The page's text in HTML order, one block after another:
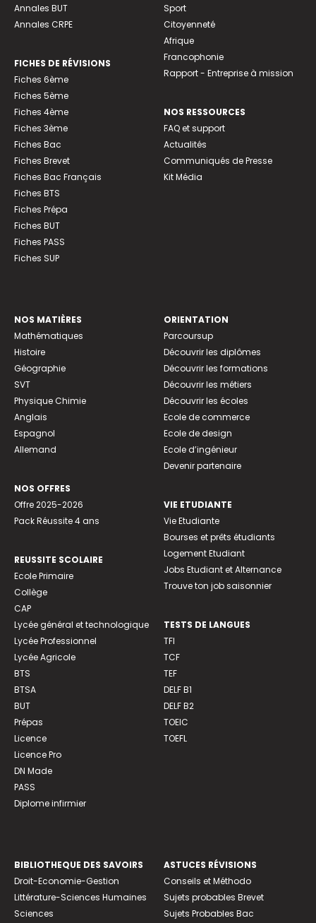
Annales BUT
Annales CRPE
FICHES DE RÉVISIONS
Fiches 6ème
Fiches 5ème
Fiches 4ème
Fiches 3ème
Fiches Bac
Fiches Brevet
Fiches Bac Français
Fiches BTS
Fiches Prépa
Fiches BUT
Fiches PASS
Fiches SUP
Sport
Citoyenneté
Afrique
Francophonie
Rapport - Entreprise à mission
NOS RESSOURCES
FAQ et support
Actualités
Communiqués de Presse
Kit Média
NOS MATIÈRES
Mathématiques
Histoire
Géographie
SVT
Physique Chimie
Anglais
Espagnol
Allemand
NOS OFFRES
Offre 2025-2026
Pack Réussite 4 ans
REUSSITE SCOLAIRE
Ecole Primaire
Collège
CAP
Lycée général et technologique
Lycée Professionnel
Lycée Agricole
BTS
BTSA
BUT
Prépas
Licence
Licence Pro
DN Made
PASS
Diplome infirmier
ORIENTATION
Parcoursup
Découvrir les diplômes
Découvrir les formations
Découvrir les métiers
Découvrir les écoles
Ecole de commerce
Ecole de design
Ecole d’ingénieur
Devenir partenaire
VIE ETUDIANTE
Vie Etudiante
Bourses et prêts étudiants
Logement Etudiant
Jobs Etudiant et Alternance
Trouve ton job saisonnier
TESTS DE LANGUES
TFI
TCF
TEF
DELF B1
DELF B2
TOEIC
TOEFL
BIBLIOTHEQUE DES SAVOIRS
Droit-Economie-Gestion
Littérature-Sciences Humaines
Sciences
ASTUCES RÉVISIONS
Conseils et Méthodo
Sujets probables Brevet
Sujets Probables Bac